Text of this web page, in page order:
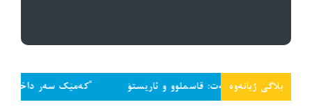
بلاگی ژیانەوە
قاسملوو و ئاریستۆ “کەمێک سەر داخە و